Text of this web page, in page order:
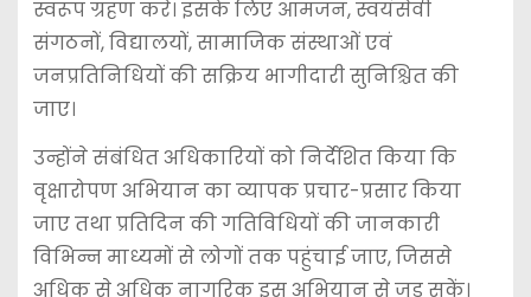
स्वरूप ग्रहण करे। इसके लिए आमजन, स्वयंसेवी
संगठनों, विद्यालयों, सामाजिक संस्थाओं एवं
जनप्रतिनिधियों की सक्रिय भागीदारी सुनिश्चित की
जाए।
उन्होंने संबंधित अधिकारियों को निर्देशित किया कि
वृक्षारोपण अभियान का व्यापक प्रचार-प्रसार किया
जाए तथा प्रतिदिन की गतिविधियों की जानकारी
विभिन्न माध्यमों से लोगों तक पहुंचाई जाए, जिससे
अधिक से अधिक नागरिक इस अभियान से जुड़ सकें।